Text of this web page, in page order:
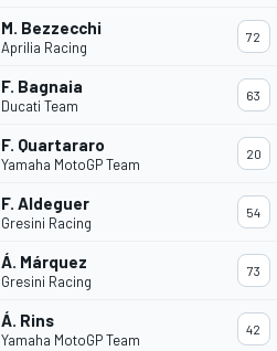
DTM
M. Bezzecchi
Aprilia Racing
72
F. Bagnaia
Ducati Team
63
F. Quartararo
Yamaha MotoGP Team
20
F. Aldeguer
Gresini Racing
54
Á. Márquez
Gresini Racing
73
Á. Rins
Yamaha MotoGP Team
42